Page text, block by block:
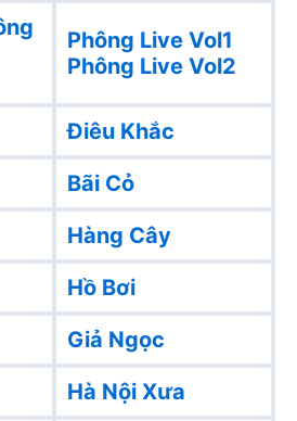
Phông Live Vol1
Phông Live Vol2
Điêu Khắc
Bãi Cỏ
Hàng Cây
Hồ Bơi
Giả Ngọc
Hà Nội Xưa